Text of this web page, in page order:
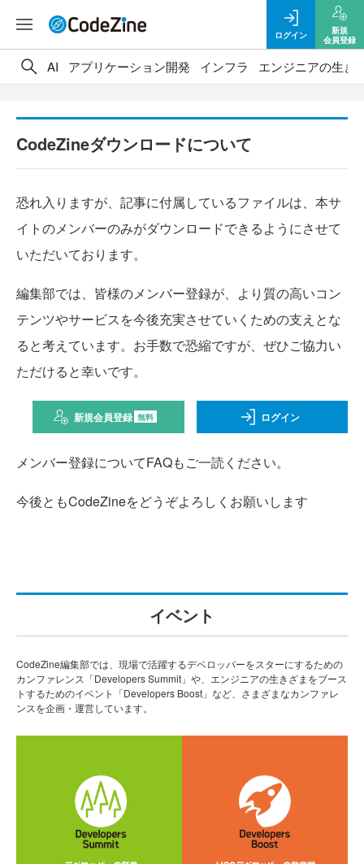
ログイン
新規
会員登録
AI アプリケーション開発 インフラ エンジニアの生き
CodeZineダウンロードについて
恐れ入りますが、記事に付属しているファイルは、本サ
イトのメンバーのみがダウンロードできるようにさせて
いただいております。
編集部では、皆様のメンバー登録が、より質の高いコン
テンツやサービスを今後充実させていくための支えとな
ると考えています。お手数で恐縮ですが、ぜひご協力い
ただけると幸いです。
新規会員登録 無料 ログイン
メンバー登録についてFAQもご一読ください。
今後ともCodeZineをどうぞよろしくお願いします
イベント
CodeZine編集部では、現場で活躍するデベロッパーをスターにするための
カンファレンス「Developers Summit」や、エンジニアの生きざまをブース
トするためのイベント「Developers Boost」など、さまざまなカンファレ
ンスを企画・運営しています。